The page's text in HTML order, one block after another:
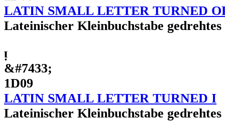
LATIN SMALL LETTER TURNED
Lateinischer Kleinbuchstabe gedrehtes
ᴉ
&#7433;
1D09
LATIN SMALL LETTER TURNED I
Lateinischer Kleinbuchstabe gedrehtes